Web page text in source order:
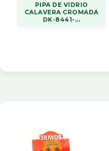
PIPA DE VIDRIO
CALAVERA CROMADA
DK-8441-...